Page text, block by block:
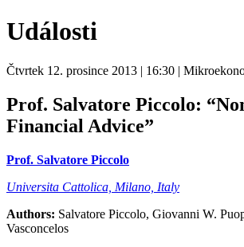
Události
Čtvrtek 12. prosince 2013 | 16:30 |
Prof. Salvatore Piccolo:
Financial Advice”
Prof. Salvatore Piccolo
Universita Cattolica, Milano, Italy
Authors: Salvatore Piccolo, Giovanni W.
Vasconcelos